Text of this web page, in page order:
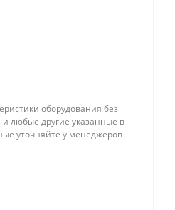
оборудования без
любые другие указанные в
уточняйте у менеджеров